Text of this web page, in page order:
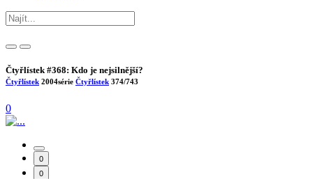
Čtyřlístek #368: Kdo je nejsilnější?
Čtyřlístek 2004série Čtyřlístek 374/743
0
0
0